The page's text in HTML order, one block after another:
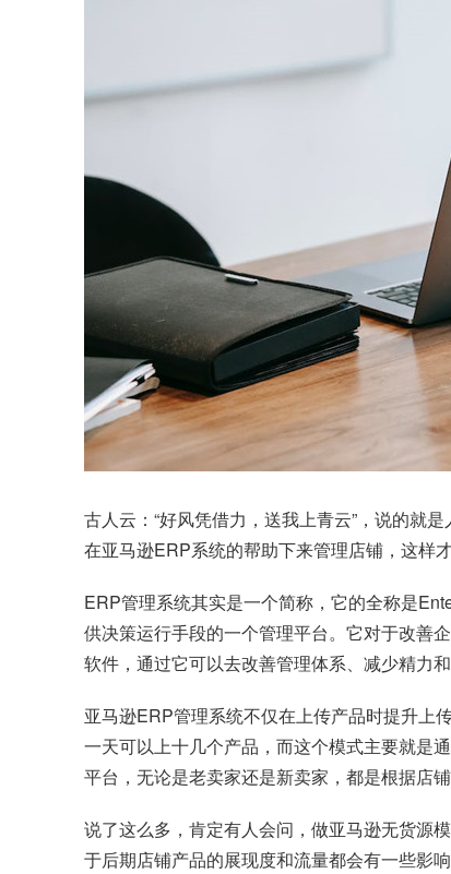
古人云：“好风凭借力，送我上青云”，说的就
在亚马逊ERP系统的帮助下来管理店铺，这样
ERP管理系统其实是一个简称，它的全称是
供决策运行手段的一个管理平台。它对于改善
软件，通过它可以去改善管理体系、减少精力
亚马逊ERP管理系统不仅在上传产品时提升上
一天可以上十几个产品，而这个模式主要就是
平台，无论是老卖家还是新卖家，都是根据店
说了这么多，肯定有人会问，做亚马逊无货源
于后期店铺产品的展现度和流量都会有一些影